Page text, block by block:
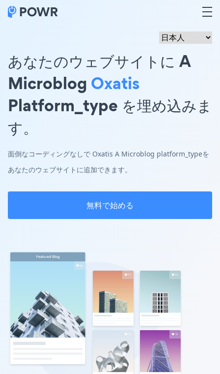
あなたのウェブサイトに A
Microblog Oxatis
Platform_type を埋め込みま
す。
面倒なコーディングなしで Oxatis A Microblog platform_typeを
あなたのウェブサイトに追加できます。
無料で始める